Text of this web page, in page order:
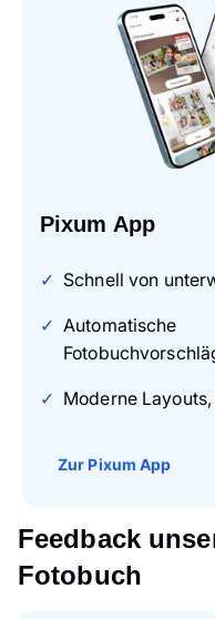
Pixum App
Schnell von
Automatische
Moderne
Zur Pixum App
Feedback
Fotobuch